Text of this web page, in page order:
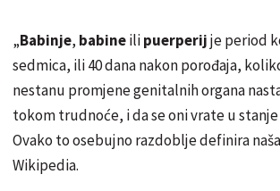
„Babinje, babineilipuerperijje period
sedmica, ili 40 dana nakon porođaja,
nestanu promjene genitalnih organa
tokom trudnoće, i da se oni vrate u
Ovako to osebujno razdoblje definira
Wikipedia.